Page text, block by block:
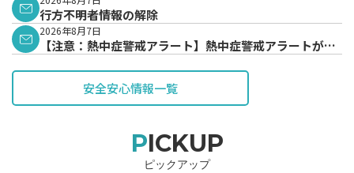
行方不明者情報の解除
2026年8月7日
【注意：熱中症警戒アラート】熱中症警戒アラートが発
安全安心情報一覧
PICKUP
ピックアップ